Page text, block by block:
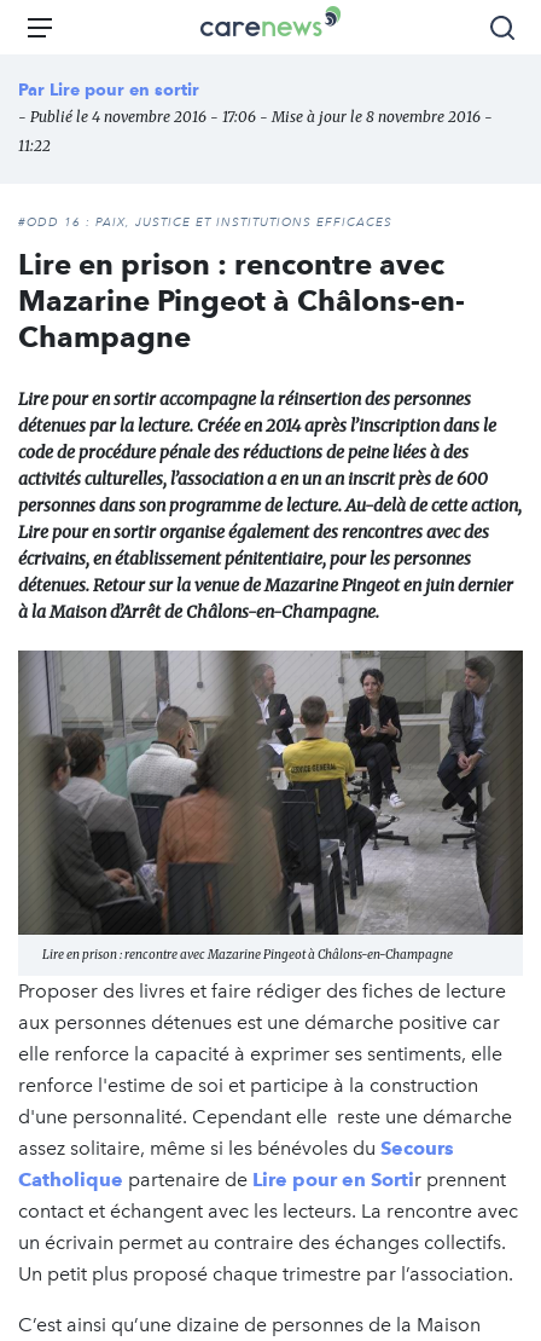
Aller
principal
Carenews,
des
Menu
Par Lire pour en sortir
- Publié le 4 novembre 2016 - 17:06 - Mise à jour le 8 novembre 2016 -
11:22
#ODD 16 : PAIX, JUSTICE ET INSTITUTIONS EFFICACES
Lire en prison : rencontre avec
Mazarine Pingeot à Châlons-en-
Champagne
Lire pour en sortir accompagne la réinsertion des personnes
détenues par la lecture. Créée en 2014 après l’inscription dans le
code de procédure pénale des réductions de peine liées à des
activités culturelles, l’association a en un an inscrit près de 600
personnes dans son programme de lecture. Au-delà de cette action,
Lire pour en sortir organise également des rencontres avec des
écrivains, en établissement pénitentiaire, pour les personnes
détenues. Retour sur la venue de Mazarine Pingeot en juin dernier
à la Maison d’Arrêt de Châlons-en-Champagne.
Lire en prison : rencontre avec Mazarine Pingeot à Châlons-en-Champagne
Proposer des livres et faire rédiger des fiches de lecture
aux personnes détenues est une démarche positive car
elle renforce la capacité à exprimer ses sentiments, elle
renforce l'estime de soi et participe à la construction
d'une personnalité. Cependant elle reste une démarche
assez solitaire, même si les bénévoles du Secours
Catholique partenaire de Lire pour en Sortir prennent
contact et échangent avec les lecteurs. La rencontre avec
un écrivain permet au contraire des échanges collectifs.
Un petit plus proposé chaque trimestre par l’association.
C’est ainsi qu’une dizaine de personnes de la Maison